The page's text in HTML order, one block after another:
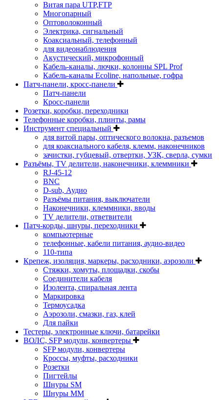
Витая пара UTP,FTP
Многопарный
Оптоволоконный
Электрика, сигнальный
Коаксиальный, телефонный
для видеонаблюдения
Акустический, микрофонный
Кабель-каналы, лючки, колонны SPL Prof
Кабель-каналы Ecoline, напольные, гофра
Патч-панели, кросс-панели
Патч-панели
Кросс-панели
Розетки, коробки, переходники
Телефонные коробки, плинты, рамы
Инструмент специальный
для витой пары, оптического волокна, разъемов
для коаксиального кабеля, клемм, наконечников
зачистки, губцевый, отвертки, УЗК, сверла, сумки
Разъёмы, TV делители, наконечники, клеммники
RJ-45-12
BNC
D-sub, Аудио
Разъёмы питания, выключатели
Наконечники, клеммники, вводы
ТV делители, ответвители
Патч-корды, шнуры, переходники
компьютерные
телефонные, кабели питания, аудио-видео
110-типа
Крепеж, изоляция, маркеры, расходники, аэрозоли
Стяжки, хомуты, площадки, скобы
Соединители кабеля
Изолента, спиральная лента
Маркировка
Термоусадка
Аэрозоли, смазки, газ, клей
Для пайки
Тестеры, электронные ключи, батарейки
ВОЛС, SFP модули, конвертеры
SFP модули, конвертеры
Кроссы, муфты, расходники
Розетки
Пигтейлы
Шнуры SM
Шнуры MM